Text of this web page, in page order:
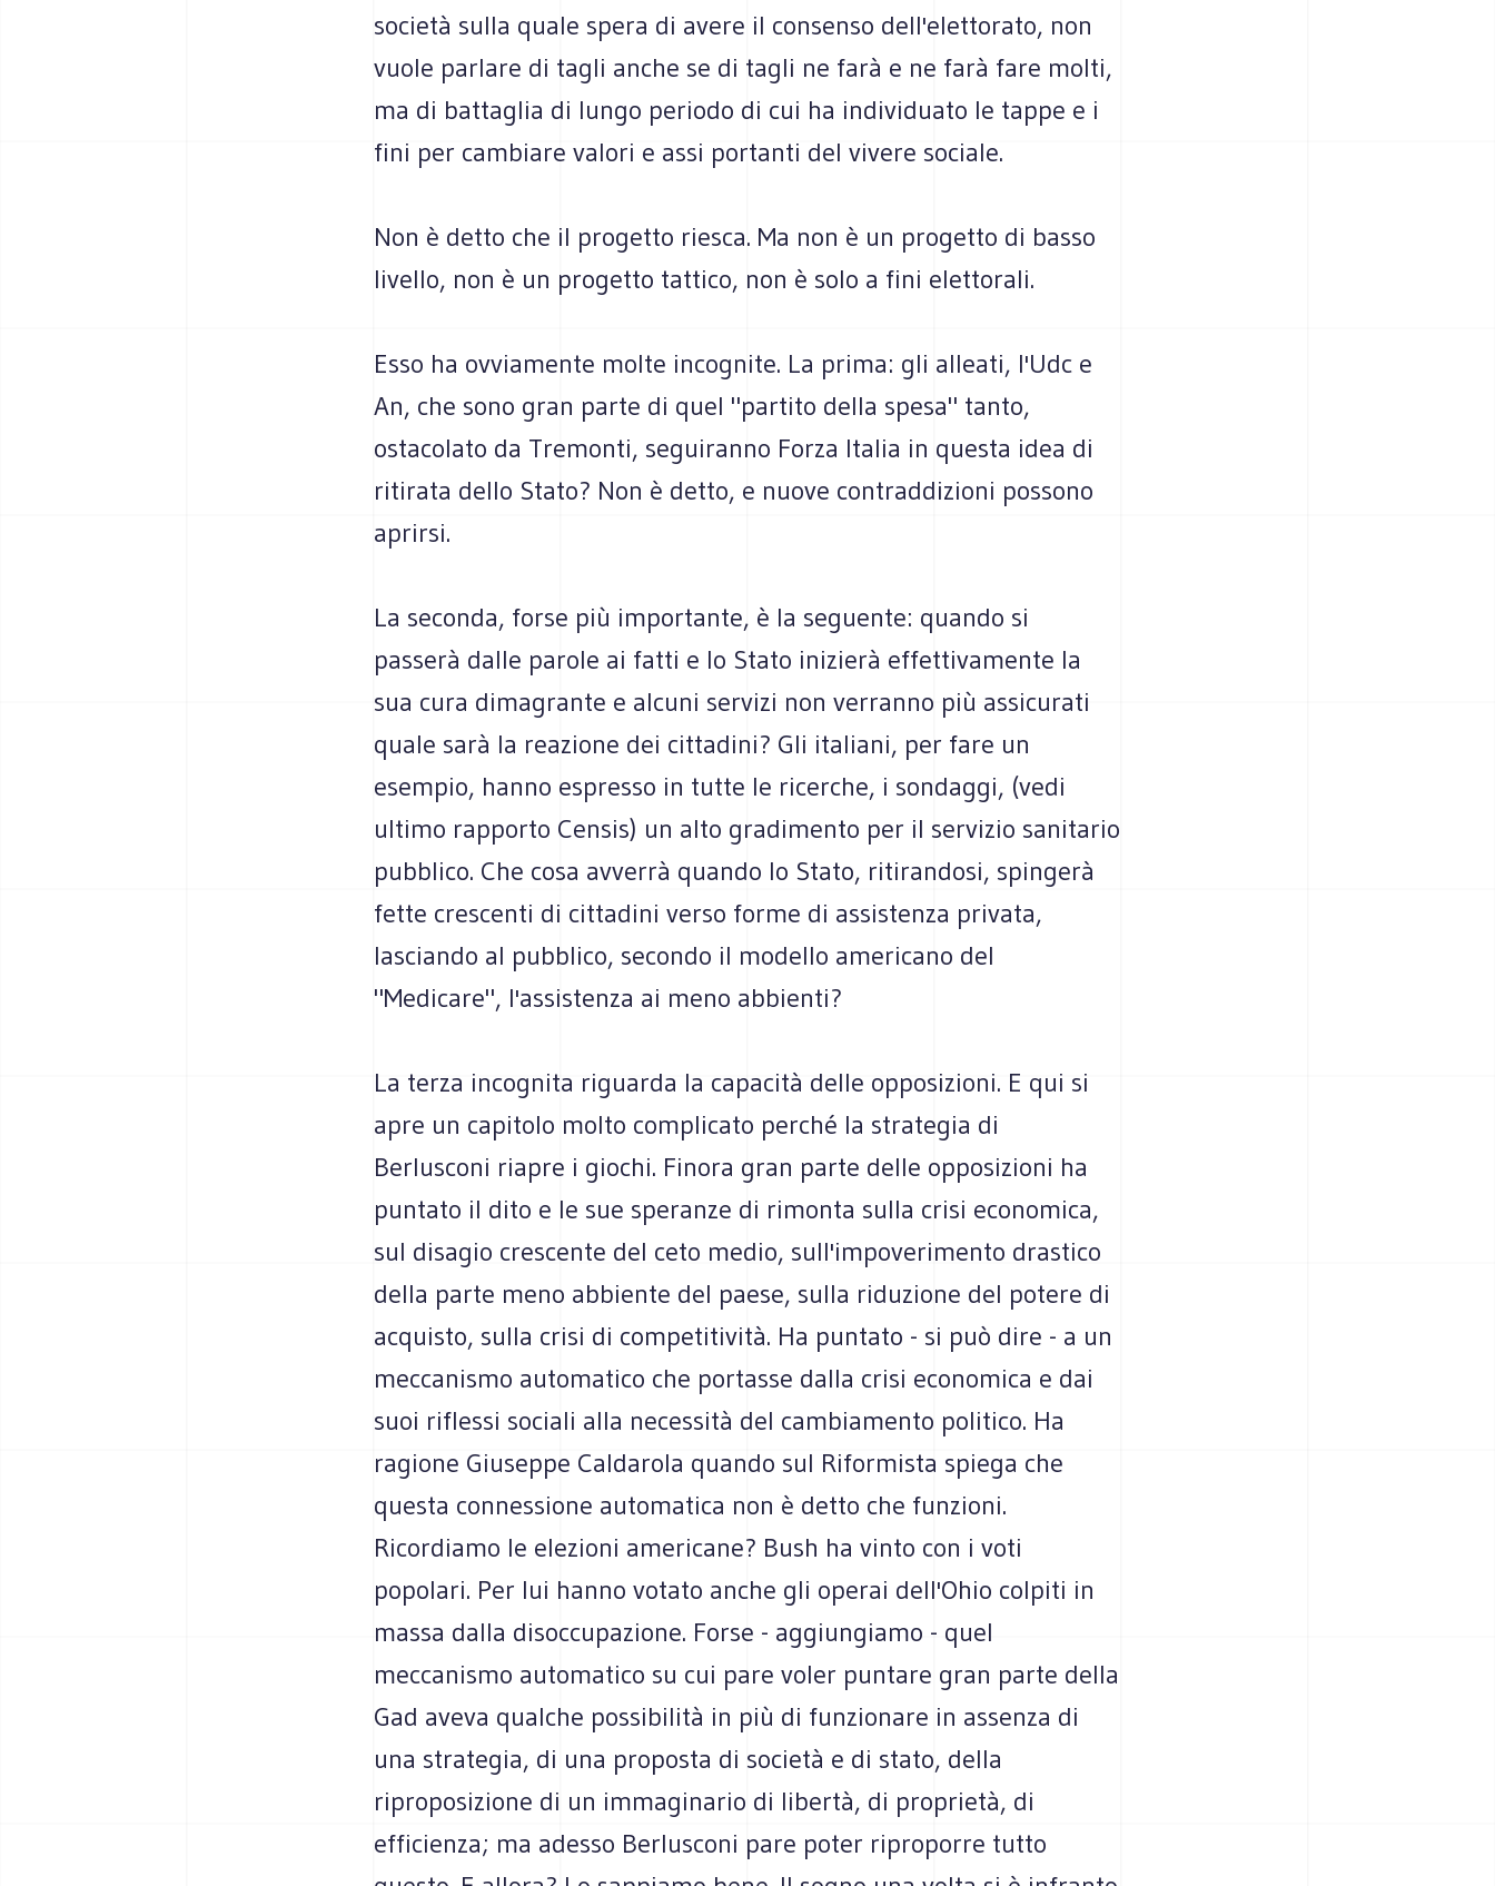
società sulla quale spera di avere il consenso dell'elettorato, non
vuole parlare di tagli anche se di tagli ne farà e ne farà fare molti,
ma di battaglia di lungo periodo di cui ha individuato le tappe e i
fini per cambiare valori e assi portanti del vivere sociale.
Non è detto che il progetto riesca. Ma non è un progetto di basso
livello, non è un progetto tattico, non è solo a fini elettorali.
Esso ha ovviamente molte incognite. La prima: gli alleati, l'Udc e
An, che sono gran parte di quel "partito della spesa" tanto,
ostacolato da Tremonti, seguiranno Forza Italia in questa idea di
ritirata dello Stato? Non è detto, e nuove contraddizioni possono
aprirsi.
La seconda, forse più importante, è la seguente: quando si
passerà dalle parole ai fatti e lo Stato inizierà effettivamente la
sua cura dimagrante e alcuni servizi non verranno più assicurati
quale sarà la reazione dei cittadini? Gli italiani, per fare un
esempio, hanno espresso in tutte le ricerche, i sondaggi, (vedi
ultimo rapporto Censis) un alto gradimento per il servizio sanitario
pubblico. Che cosa avverrà quando lo Stato, ritirandosi, spingerà
fette crescenti di cittadini verso forme di assistenza privata,
lasciando al pubblico, secondo il modello americano del
"Medicare", l'assistenza ai meno abbienti?
La terza incognita riguarda la capacità delle opposizioni. E qui si
apre un capitolo molto complicato perché la strategia di
Berlusconi riapre i giochi. Finora gran parte delle opposizioni ha
puntato il dito e le sue speranze di rimonta sulla crisi economica,
sul disagio crescente del ceto medio, sull'impoverimento drastico
della parte meno abbiente del paese, sulla riduzione del potere di
acquisto, sulla crisi di competitività. Ha puntato - si può dire - a un
meccanismo automatico che portasse dalla crisi economica e dai
suoi riflessi sociali alla necessità del cambiamento politico. Ha
ragione Giuseppe Caldarola quando sul Riformista spiega che
questa connessione automatica non è detto che funzioni.
Ricordiamo le elezioni americane? Bush ha vinto con i voti
popolari. Per lui hanno votato anche gli operai dell'Ohio colpiti in
massa dalla disoccupazione. Forse - aggiungiamo - quel
meccanismo automatico su cui pare voler puntare gran parte della
Gad aveva qualche possibilità in più di funzionare in assenza di
una strategia, di una proposta di società e di stato, della
riproposizione di un immaginario di libertà, di proprietà, di
efficienza; ma adesso Berlusconi pare poter riproporre tutto